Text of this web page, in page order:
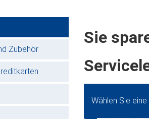
Zubehör
Sie
Wählen Sie